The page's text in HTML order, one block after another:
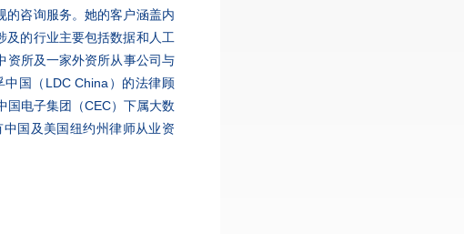
的咨询服务。她的客户涵盖内
及的行业主要包括数据和人工
资所及一家外资所从事公司与
国（LDC China）的法律顾
国电子集团（CEC）下属大数
国及美国纽约州律师从业资